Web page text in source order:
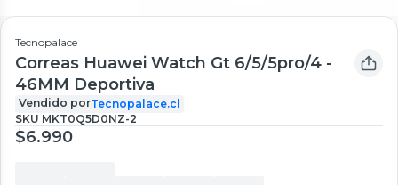
Tecnopalace
Correas Huawei Watch Gt 6/5/5pro/4 -
46MM Deportiva
Vendido porTecnopalace.cl
SKU MKT0Q5D0NZ-2
$6.990